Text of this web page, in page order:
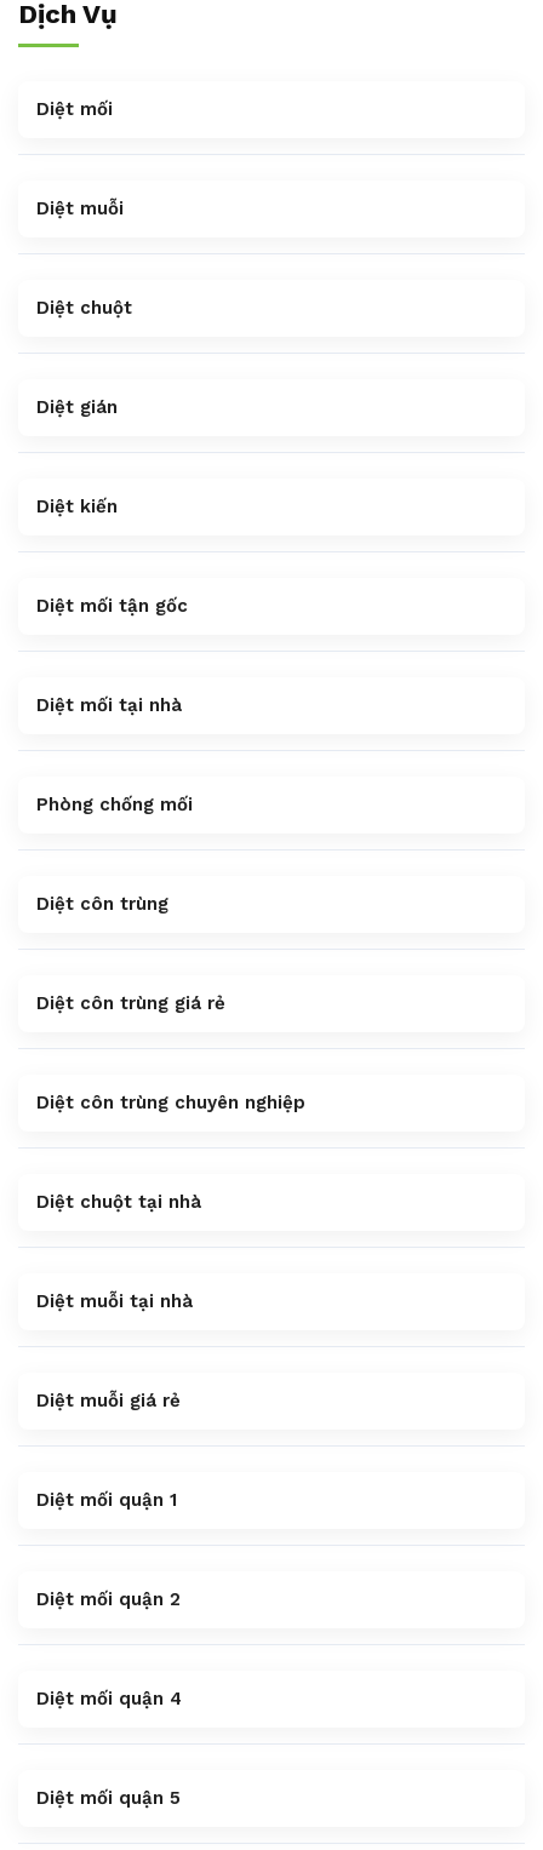
Dịch Vụ
Diệt mối
Diệt muỗi
Diệt chuột
Diệt gián
Diệt kiến
Diệt mối tận gốc
Diệt mối tại nhà
Phòng chống mối
Diệt côn trùng
Diệt côn trùng giá rẻ
Diệt côn trùng chuyên nghiệp
Diệt chuột tại nhà
Diệt muỗi tại nhà
Diệt muỗi giá rẻ
Diệt mối quận 1
Diệt mối quận 2
Diệt mối quận 4
Diệt mối quận 5